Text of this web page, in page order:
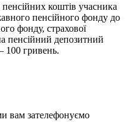
коштів учасника
пенсійного фонду до
фонду, страхової
пенсійний депозитний
100 гривень.
вам зателефонуємо